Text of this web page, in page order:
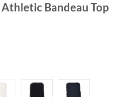
Bandeau Top